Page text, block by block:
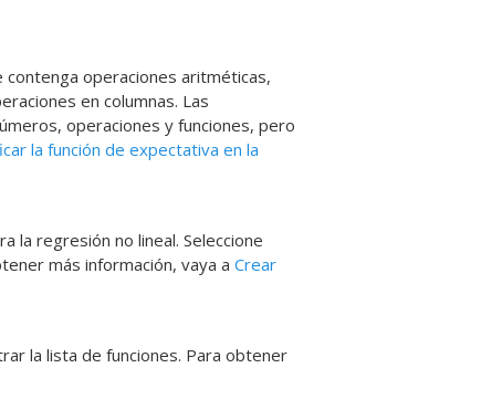
contenga operaciones aritméticas,
en columnas. Las
operaciones y funciones, pero
la función de expectativa en la
la regresión no lineal. Seleccione
más información, vaya a Crear
la lista de funciones. Para obtener